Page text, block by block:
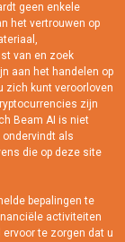
geen enkele
het vertrouwen op
van en zoek
aan het handelen op
zich kunt veroorloven
zijn
Beam AI is niet
als
die op deze site
bepalingen te
activiteiten
te zorgen dat u